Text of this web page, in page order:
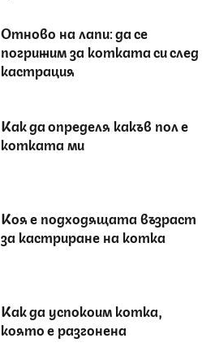
Отново на лапи: да се
погрижим за котката си след
кастрация
Как да определя какъв пол е
котката ми
Коя е подходящата възраст
за кастриране на котка
Как да успокоим котка,
която е разгонена